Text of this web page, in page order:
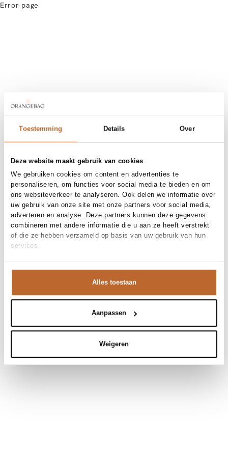
Toestemming Details Over
Deze website maakt gebruik van cookies
We gebruiken cookies om content en advertenties te
personaliseren, om functies voor social media te bieden en om
ons websiteverkeer te analyseren. Ook delen we informatie over
uw gebruik van onze site met onze partners voor social media,
adverteren en analyse. Deze partners kunnen deze gegevens
combineren met andere informatie die u aan ze heeft verstrekt
of die ze hebben verzameld op basis van uw gebruik van hun
services.
Alles toestaan
Aanpassen
Weigeren
Error page